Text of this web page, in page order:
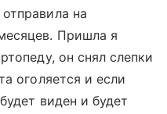
на
Пришла я
он снял слепки
оголяется и если
виден и будет